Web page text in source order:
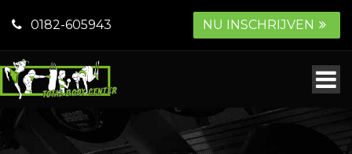
0182-605943 NU INSCHRIJVEN